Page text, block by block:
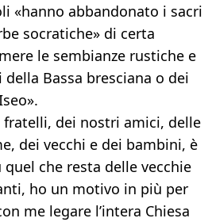
«hanno abbandonato i sacri
socratiche» di certa
le sembianze rustiche e
Bassa bresciana o dei
dei nostri amici, delle
dei vecchi e dei bambini, è
che resta delle vecchie
ho un motivo in più per
me legare l’intera Chiesa